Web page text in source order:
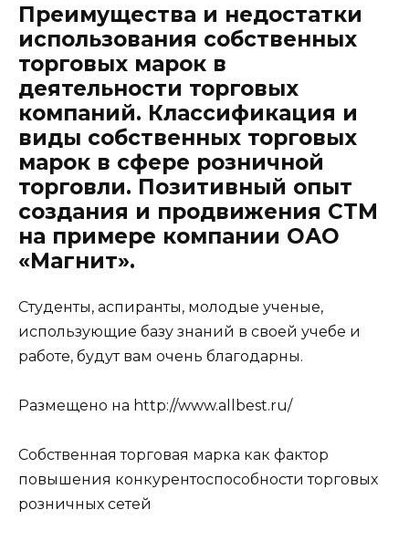
Преимущества и недостатки
использования собственных
торговых марок в
деятельности торговых
компаний. Классификация и
виды собственных торговых
марок в сфере розничной
торговли. Позитивный опыт
создания и продвижения СТМ
на примере компании ОАО
«Магнит».
Студенты, аспиранты, молодые ученые,
использующие базу знаний в своей учебе и
работе, будут вам очень благодарны.
Размещено на http://www.allbest.ru/
Собственная торговая марка как фактор
повышения конкурентоспособности торговых
розничных сетей